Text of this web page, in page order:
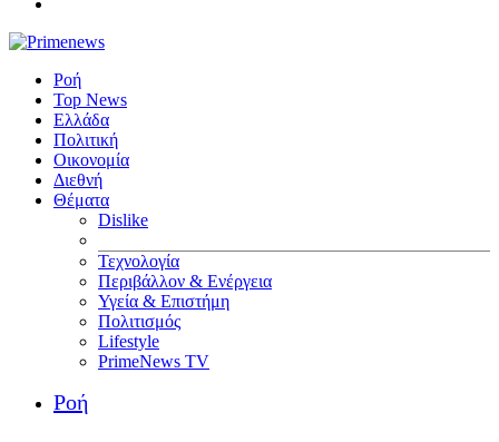
Ροή
Top News
Ελλάδα
Πολιτική
Οικονομία
Διεθνή
Θέματα
Dislike
Τεχνολογία
Περιβάλλον & Ενέργεια
Υγεία & Επιστήμη
Πολιτισμός
Lifestyle
PrimeNews TV
Ροή